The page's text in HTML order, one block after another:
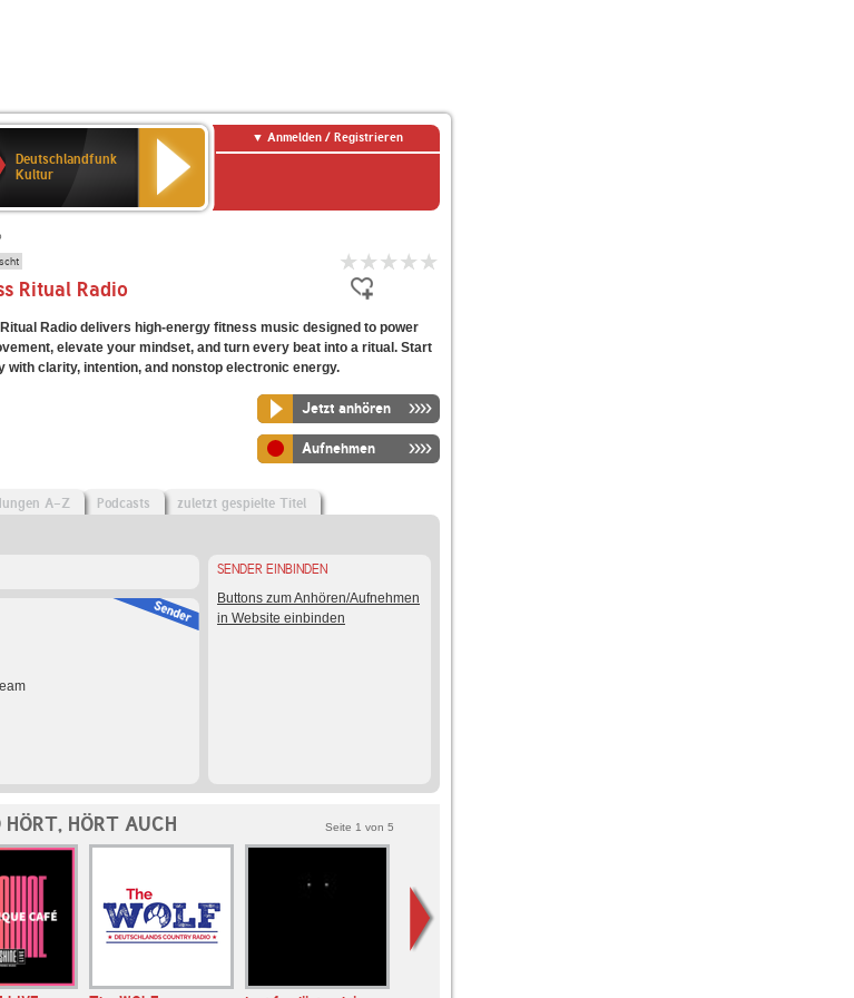
Deutschlandfunk
Kultur
Anmelden / Registrieren
Ritual Radio
Radio delivers high-energy fitness music designed to power
elevate your mindset, and turn every beat into a ritual. Start
with clarity, intention, and nonstop electronic energy.
Jetzt anhören
Aufnehmen
A-Z Podcasts zuletzt gespielte Titel
SENDER EINBINDEN
Buttons zum Anhören/Aufnehmen
in Website einbinden
HÖRT AUCH Seite 1 von 5